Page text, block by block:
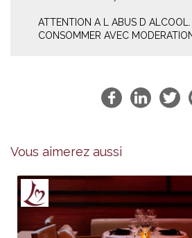
ATTENTION A L ABUS D ALCOOL.
CONSOMMER AVEC
Vous aimerez aussi